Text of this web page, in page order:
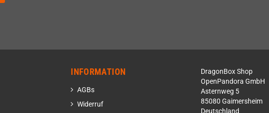
INFORMATION
AGBs
Widerruf
DragonBox Shop
OpenPandora GmbH
Asternweg 5
85080 Gaimersheim
Deutschland